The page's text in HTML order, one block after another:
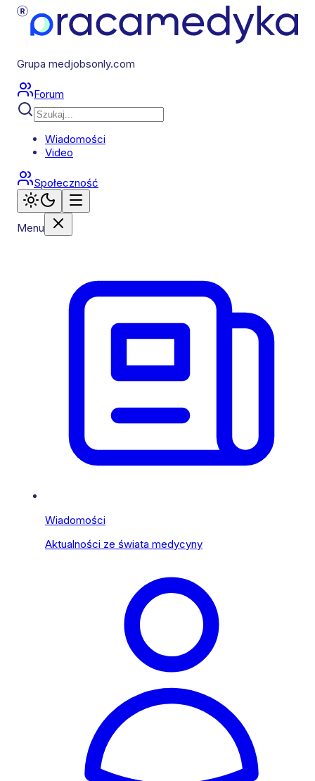
Grupa medjobsonly.com
Forum
Wiadomości
Video
Społeczność
Menu
Wiadomości
Aktualności ze świata medycyny